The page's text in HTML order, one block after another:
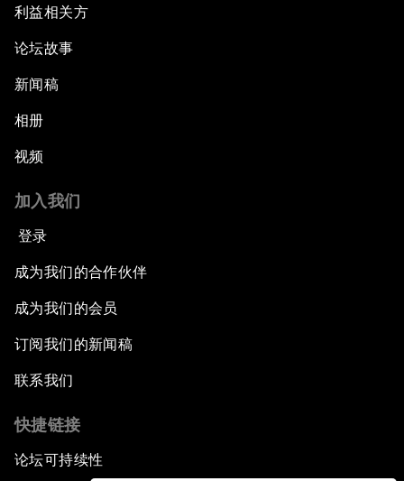
利益相关方
论坛故事
新闻稿
相册
视频
加入我们
登录
成为我们的合作伙伴
成为我们的会员
订阅我们的新闻稿
联系我们
快捷链接
论坛可持续性